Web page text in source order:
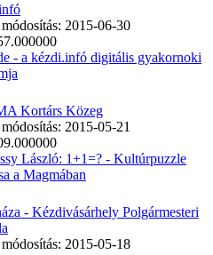
2015-06-30
- a kézdi.infó digitális gyakornoki
Kortárs Közeg
2015-05-21
László: 1+1=? - Kultúrpuzzle
a Magmában
- Kézdivásárhely Polgármesteri
2015-05-18